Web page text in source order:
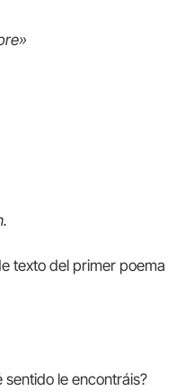
texto del primer poema
sentido le encontráis?